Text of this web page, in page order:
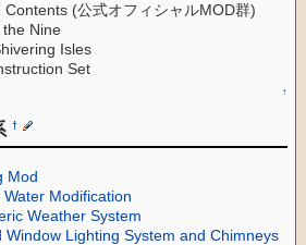
Contents (公式オフィシャルMOD群)
the Nine
Isles
Set
↑
†
Mod
Modification
Weather System
Window Lighting System and Chimneys